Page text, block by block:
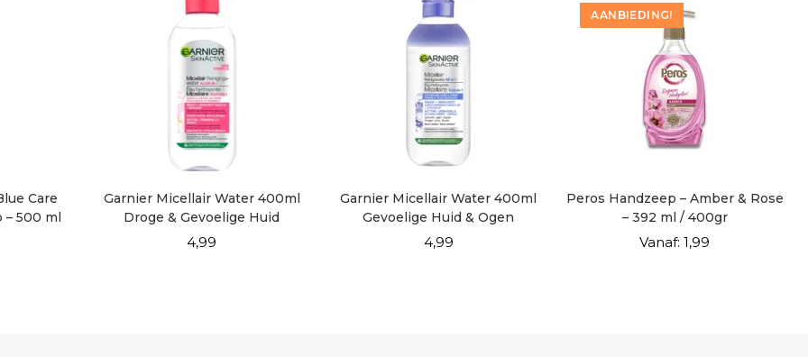
Care
500 ml
Garnier Micellair Water 400ml
Droge & Gevoelige Huid
4,99
Garnier Micellair Water 400ml
Gevoelige Huid & Ogen
4,99
AANBIEDING!
Peros Handzeep – Amber & Rose
– 392 ml / 400gr
Vanaf:1,99